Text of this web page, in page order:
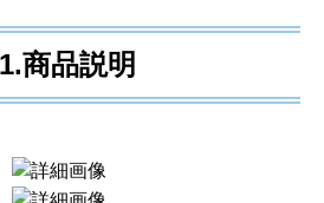
商品説明